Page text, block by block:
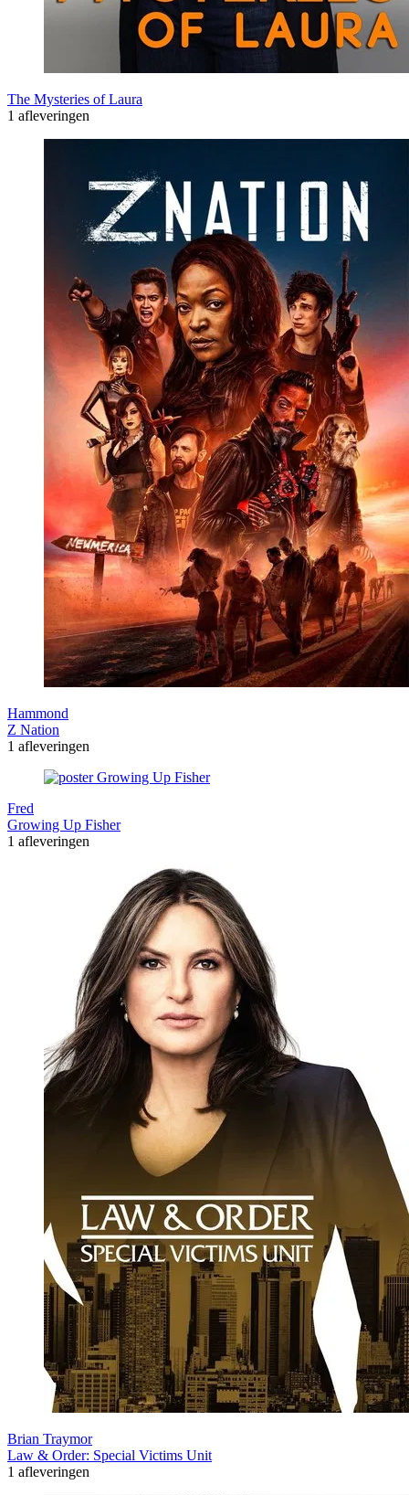
The Mysteries of Laura
1 afleveringen
Hammond
Z Nation
1 afleveringen
Fred
Growing Up Fisher
1 afleveringen
Brian Traymor
Law & Order: Special Victims Unit
1 afleveringen